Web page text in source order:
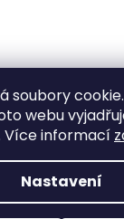
soubory
webu
Více informací
Nastavení
Vytvořil Shoptet